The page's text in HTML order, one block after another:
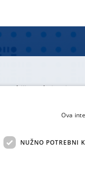
darivanja
donirajmo od
Ova
NUŽNO POTREBNI